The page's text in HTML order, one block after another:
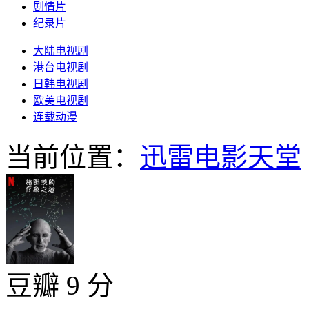
剧情片
纪录片
大陆电视剧
港台电视剧
日韩电视剧
欧美电视剧
连载动漫
当前位置： 迅雷电影天堂
豆瓣 9 分